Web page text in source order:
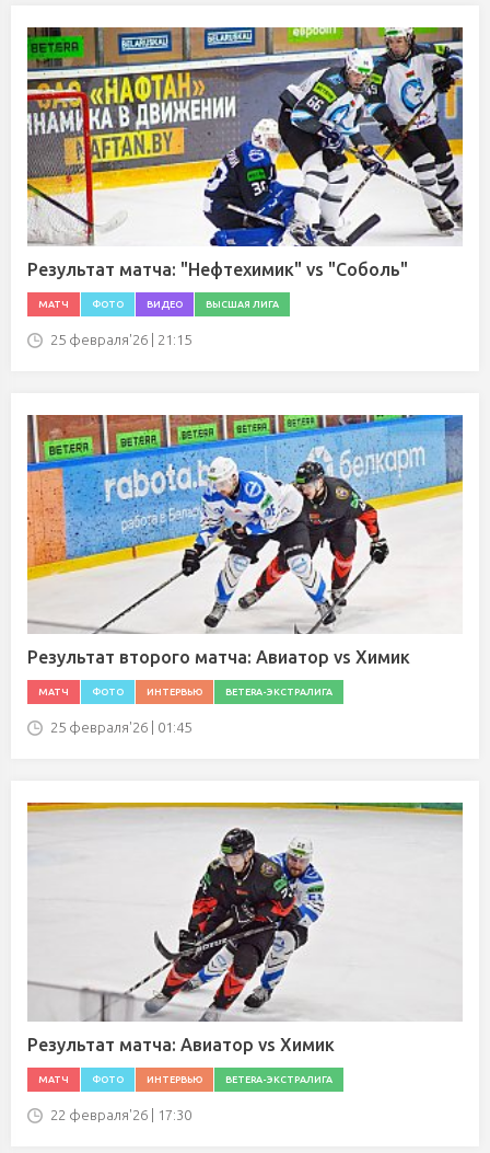
Результат матча: "Нефтехимик" vs "Соболь"
МАТЧ ФОТО ВИДЕО ВЫСШАЯ ЛИГА
25 февраля'26 | 21:15
Результат второго матча: Авиатор vs Химик
МАТЧ ФОТО ИНТЕРВЬЮ BETERA-ЭКСТРАЛИГА
25 февраля'26 | 01:45
Результат матча: Авиатор vs Химик
МАТЧ ФОТО ИНТЕРВЬЮ BETERA-ЭКСТРАЛИГА
22 февраля'26 | 17:30